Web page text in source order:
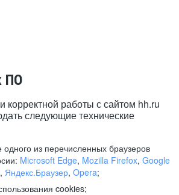
ПО
корректной работы с сайтом hh.ru
следующие технические
одного из перечисленных браузеров
Microsoft Edge, Mozilla Firefox, Google
, Яндекс.Браузер, Opera;
cookies;